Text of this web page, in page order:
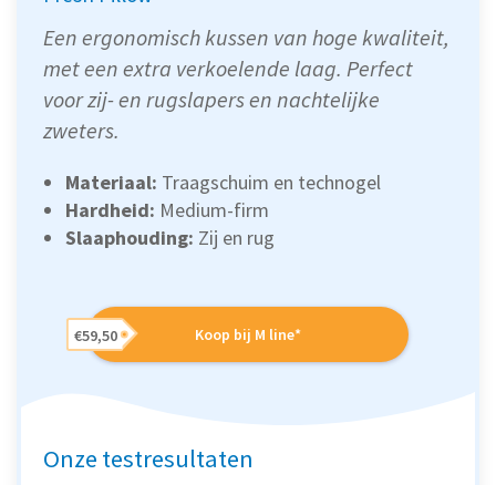
Een ergonomisch kussen van hoge kwaliteit,
met een extra verkoelende laag. Perfect
voor zij- en rugslapers en nachtelijke
zweters.
Materiaal: Traagschuim en technogel
Hardheid: Medium-firm
Slaaphouding: Zij en rug
Koop bij M line*
€59,50
Onze testresultaten